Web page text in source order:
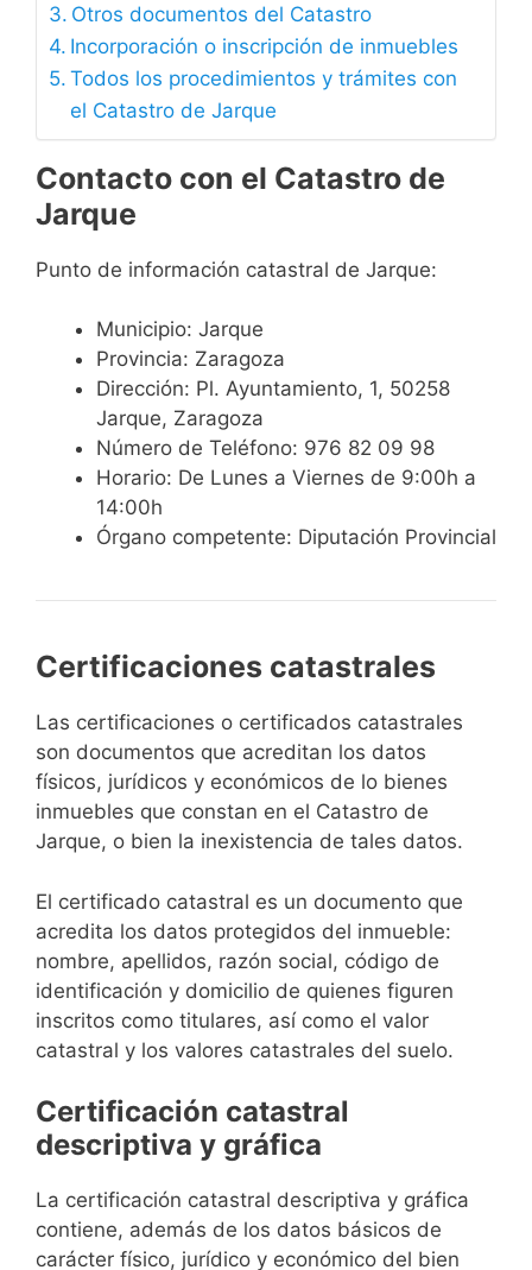
Otros documentos del Catastro
Incorporación o inscripción de inmuebles
Todos los procedimientos y trámites con
el Catastro de Jarque
Contacto con el Catastro de
Jarque
Punto de información catastral de Jarque:
Municipio: Jarque
Provincia: Zaragoza
Dirección: Pl. Ayuntamiento, 1, 50258
Jarque, Zaragoza
Número de Teléfono: 976 82 09 98
Horario: De Lunes a Viernes de 9:00h a
14:00h
Órgano competente: Diputación Provincial
Certificaciones catastrales
Las certificaciones o certificados catastrales
son documentos que acreditan los datos
físicos, jurídicos y económicos de lo bienes
inmuebles que constan en el Catastro de
Jarque, o bien la inexistencia de tales datos.
El certificado catastral es un documento que
acredita los datos protegidos del inmueble:
nombre, apellidos, razón social, código de
identificación y domicilio de quienes figuren
inscritos como titulares, así como el valor
catastral y los valores catastrales del suelo.
Certificación catastral
descriptiva y gráfica
La certificación catastral descriptiva y gráfica
contiene, además de los datos básicos de
carácter físico, jurídico y económico del bien